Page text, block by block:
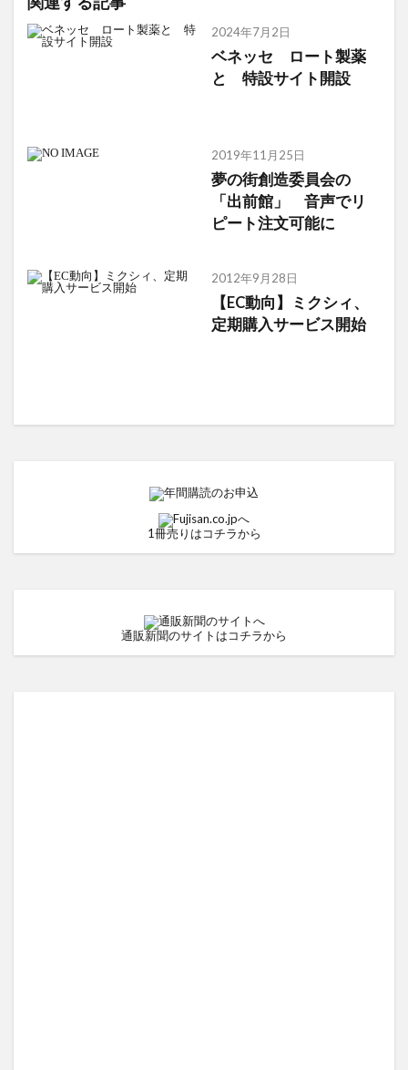
2024年7月2日
ベネッセ ロート製薬
と 特設サイト開設
2019年11月25日
夢の街創造委員会の
「出前館」 音声でリ
ピート注文可能に
2012年9月28日
【EC動向】ミクシィ、
定期購入サービス開始
1冊売りはコチラから
通販新聞のサイトはコチラから